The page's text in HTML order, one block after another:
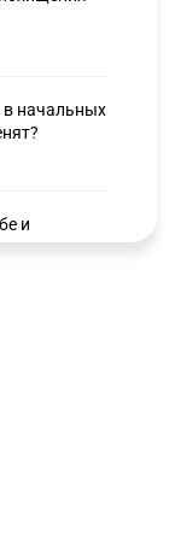
начальных
и
в
на